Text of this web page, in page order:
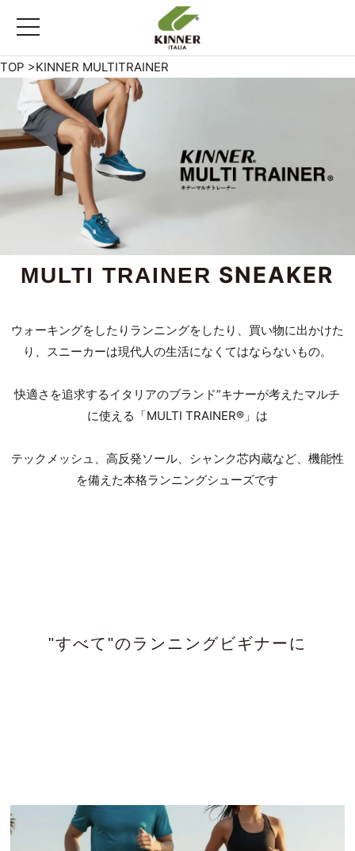
toggle
TOP >KINNER MULTITRAINER
MULTI TRAINER SNEAKER
ウォーキングをしたりランニングをしたり、買い物に出かけた
り、スニーカーは現代人の生活になくてはならないもの。
快適さを追求するイタリアのブランド”キナーが考えたマルチ
に使える「MULTI TRAINER®」は
テックメッシュ、高反発ソール、シャンク芯内蔵など、機能性
を備えた本格ランニングシューズです
"すべて"のランニングビギナーに